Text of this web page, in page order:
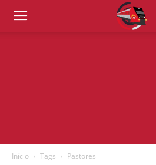
Início Tags Pastores